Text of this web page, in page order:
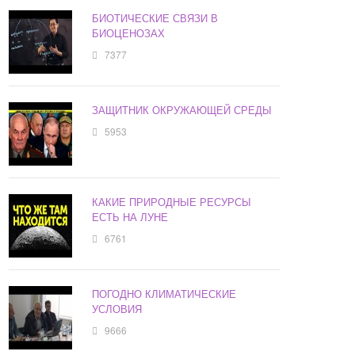
БИОТИЧЕСКИЕ СВЯЗИ В
БИОЦЕНОЗАХ
7377
ЗАЩИТНИК ОКРУЖАЮЩЕЙ СРЕДЫ
5953
КАКИЕ ПРИРОДНЫЕ РЕСУРСЫ
ЕСТЬ НА ЛУНЕ
6761
ПОГОДНО КЛИМАТИЧЕСКИЕ
УСЛОВИЯ
9666